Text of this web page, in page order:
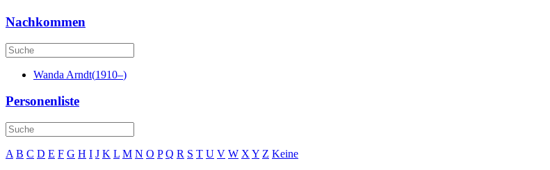
Nachkommen
Wanda Arndt(1910–)
Personenliste
A B C D E F G H I J K L M N O P Q R S T U V W X Y Z Keine